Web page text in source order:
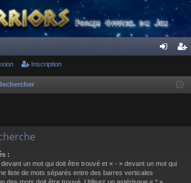
cri
Inscription
:
un mot qui doit être trouvé et « - » devant un mot qui
liste de mots séparés entre des barres verticales